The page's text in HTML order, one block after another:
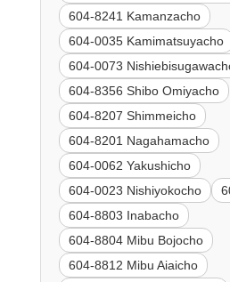
604-8241 Kamanzacho
604-0035 Kamimatsuyacho
604-0073
604-8356 Shibo Omiyacho
604-8207 Shimmeicho
604-8201 Nagahamacho
604-0062 Yakushicho
604-0023 Nishiyokocho
604-8803 Inabacho
604-8804 Mibu Bojocho
604-8812 Mibu Aiaicho